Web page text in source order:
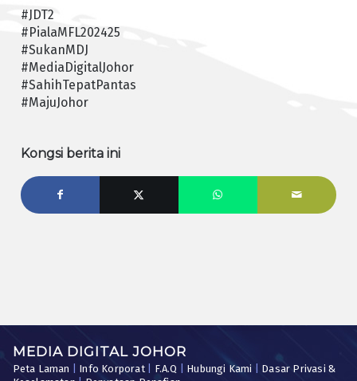
#JDT2
#PialaMFL202425
#SukanMDJ
#MediaDigitalJohor
#SahihTepatPantas
#MajuJohor
Kongsi berita ini
MEDIA DIGITAL JOHOR
Peta Laman Info Korporat| F.A.Q Hubungi Kami
Dasar Privasi &